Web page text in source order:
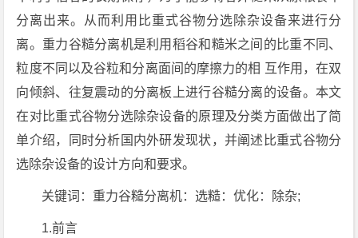
分离出来。从而利用比重式谷物分选除杂设备来进行分
离。重力谷糙分离机是利用稻谷和糙米之间的比重不同、
粒度不同以及谷粒和分离面间的摩擦力的相 互作用，在双
向倾斜、往复震动的分离板上进行谷糙分离的设备。本文
在对比重式谷物分选除杂设备的原理及分类方面做出了简
单介绍，同时分析国内外研发现状，并阐述比重式谷物分
选除杂设备的设计方向和要求。
关键词：重力谷糙分离机：选糙：优化：除杂;
1.前言